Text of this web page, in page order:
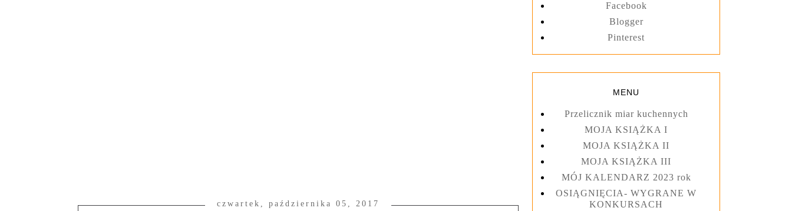
czwartek, października 05, 2017
Facebook
Blogger
Pinterest
MENU
Przelicznik miar kuchennych
MOJA KSIĄŻKA I
MOJA KSIĄŻKA II
MOJA KSIĄŻKA III
MÓJ KALENDARZ 2023 rok
OSIĄGNIĘCIA- WYGRANE W
KONKURSACH